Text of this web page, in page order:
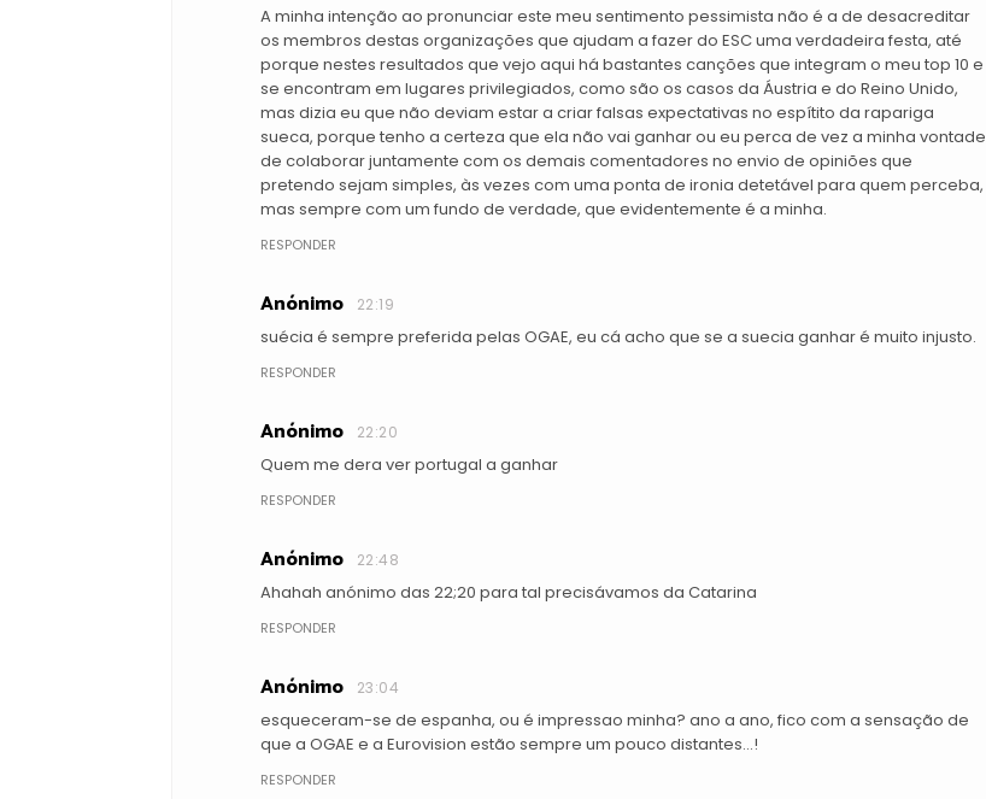
A minha intenção ao pronunciar este meu sentimento pessimista não é a de desacreditar
os membros destas organizações que ajudam a fazer do ESC uma verdadeira festa, até
porque nestes resultados que vejo aqui há bastantes canções que integram o meu top 10 e
se encontram em lugares privilegiados, como são os casos da Áustria e do Reino Unido,
mas dizia eu que não deviam estar a criar falsas expectativas no espítito da rapariga
sueca, porque tenho a certeza que ela não vai ganhar ou eu perca de vez a minha vontade
de colaborar juntamente com os demais comentadores no envio de opiniões que
pretendo sejam simples, às vezes com uma ponta de ironia detetável para quem perceba,
mas sempre com um fundo de verdade, que evidentemente é a minha.
RESPONDER
Anónimo 22:19
suécia é sempre preferida pelas OGAE, eu cá acho que se a suecia ganhar é muito injusto.
RESPONDER
Anónimo 22:20
Quem me dera ver portugal a ganhar
RESPONDER
Anónimo 22:48
Ahahah anónimo das 22;20 para tal precisávamos da Catarina
RESPONDER
Anónimo 23:04
esqueceram-se de espanha, ou é impressao minha? ano a ano, fico com a sensação de
que a OGAE e a Eurovision estão sempre um pouco distantes...!
RESPONDER